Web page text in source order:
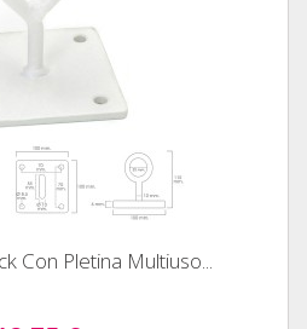
Con Pletina Multiuso...